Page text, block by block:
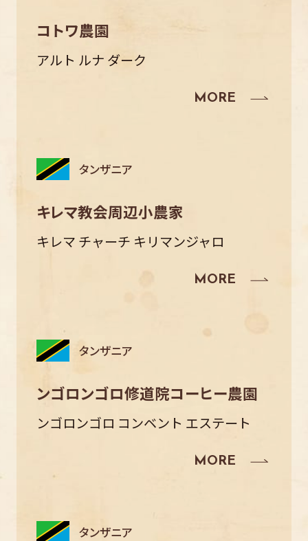
コトワ農園
アルト ルナ ダーク
タンザニア
キレマ教会周辺小農家
キレマ チャーチ キリマンジャロ
タンザニア
ンゴロンゴロ修道院コーヒー農園
ンゴロンゴロ コンベント エステート
タンザニア